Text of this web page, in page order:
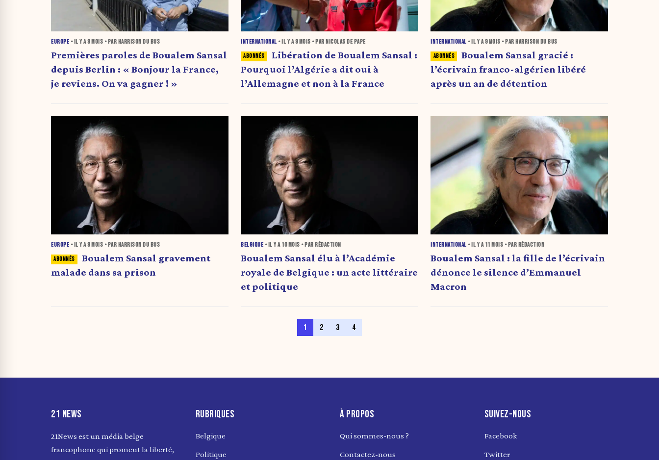
EUROPE • IL Y A9 MOIS • PAR HARRISON DU BUS
Premières paroles de Boualem Sansal
depuis Berlin : « Bonjour la France,
je reviens. On va gagner ! »
INTERNATIONAL • IL Y A9 MOIS • PAR NICOLAS DE PAPE
Libération de Boualem Sansal :
Pourquoi l’Algérie a dit oui à
l’Allemagne et non à la France
INTERNATIONAL • IL Y A9 MOIS • PAR HARRISON DU BUS
Boualem Sansal gracié :
l’écrivain franco-algérien libéré
après un an de détention
EUROPE • IL Y A9 MOIS • PAR HARRISON DU BUS
Boualem Sansal gravement
malade dans sa prison
BELGIQUE • IL Y A 10 MOIS • PAR RÉDACTION
Boualem Sansal élu à l’Académie
royale de Belgique : un acte littéraire
et politique
INTERNATIONAL • IL Y A 11 MOIS • PAR RÉDACTION
Boualem Sansal : la fille de l’écrivain
dénonce le silence d’Emmanuel
Macron
1 2 3 4
21 NEWS
21News est un média belge
francophone qui promeut la liberté,
RUBRIQUES
Belgique
Politique
À PROPOS
Qui sommes-nous ?
Contactez-nous
SUIVEZ-NOUS
Facebook
Twitter